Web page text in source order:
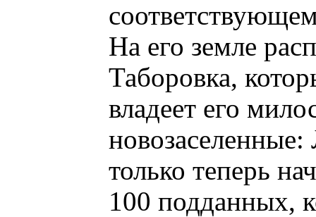
На его земле
Таборовка,
владеет его
только теперь
100 подданных,